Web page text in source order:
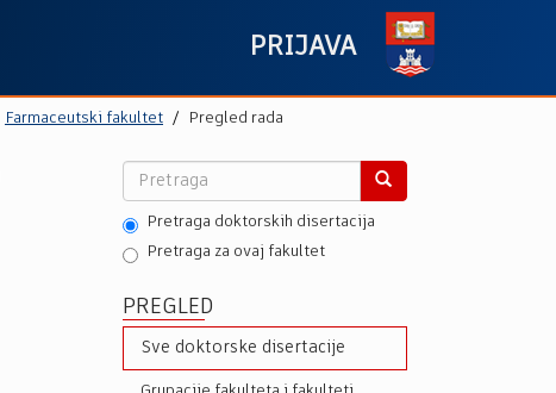
PRIJAVA
Farmaceutski fakultet Pregled rada
Pretraga doktorskih disertacija
Pretraga za ovaj fakultet
PREGLED
Sve doktorske disertacije